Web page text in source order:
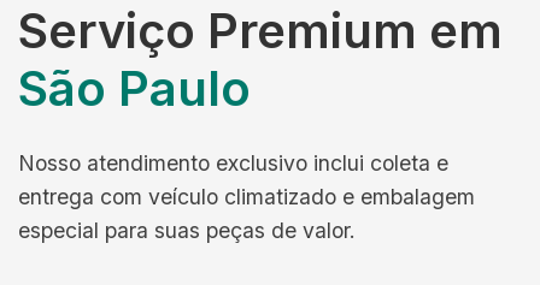
Serviço Premium em
São Paulo
Nosso atendimento exclusivo inclui coleta e
entrega com veículo climatizado e embalagem
especial para suas peças de valor.